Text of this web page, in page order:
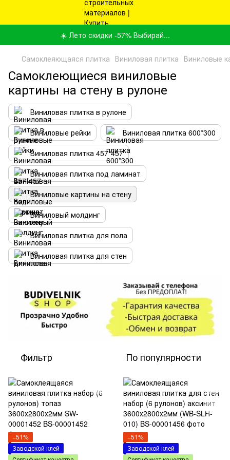
☀️ Лето скидки -57% Выбирай...
Самоклеяющаяся плитка Виниловая плитка Виниловые
Самоклеющиеся виниловые
картины на стену в рулоне
Виниловая плитка в рулоне
Виниловые рейки
Виниловая плитка 600*300
Виниловая плитка 457*457
Виниловая плитка под ламинат
Виниловые картины на стену
Виниловый молдинг
Виниловая плитка для пола
Виниловая плитка для стен
Фильтр По популярности
−51%
Заводской клей
−51%
Заводской клей